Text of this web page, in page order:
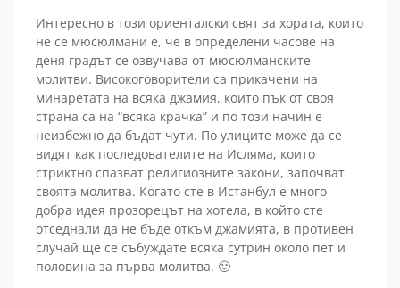
Интересно в този ориенталски свят за хората, които
не се мюсюлмани е, че в определени часове на
деня градът се озвучава от мюсюлманските
молитви. Високоговорители са прикачени на
минаретата на всяка джамия, които пък от своя
страна са на “всяка крачка” и по този начин е
неизбежно да бъдат чути. По улиците може да се
видят как последователите на Исляма, които
стриктно спазват религиозните закони, започват
своята молитва. Когато сте в Истанбул е много
добра идея прозорецът на хотела, в който сте
отседнали да не бъде откъм джамията, в противен
случай ще се събуждате всяка сутрин около пет и
половина за първа молитва. 🙂